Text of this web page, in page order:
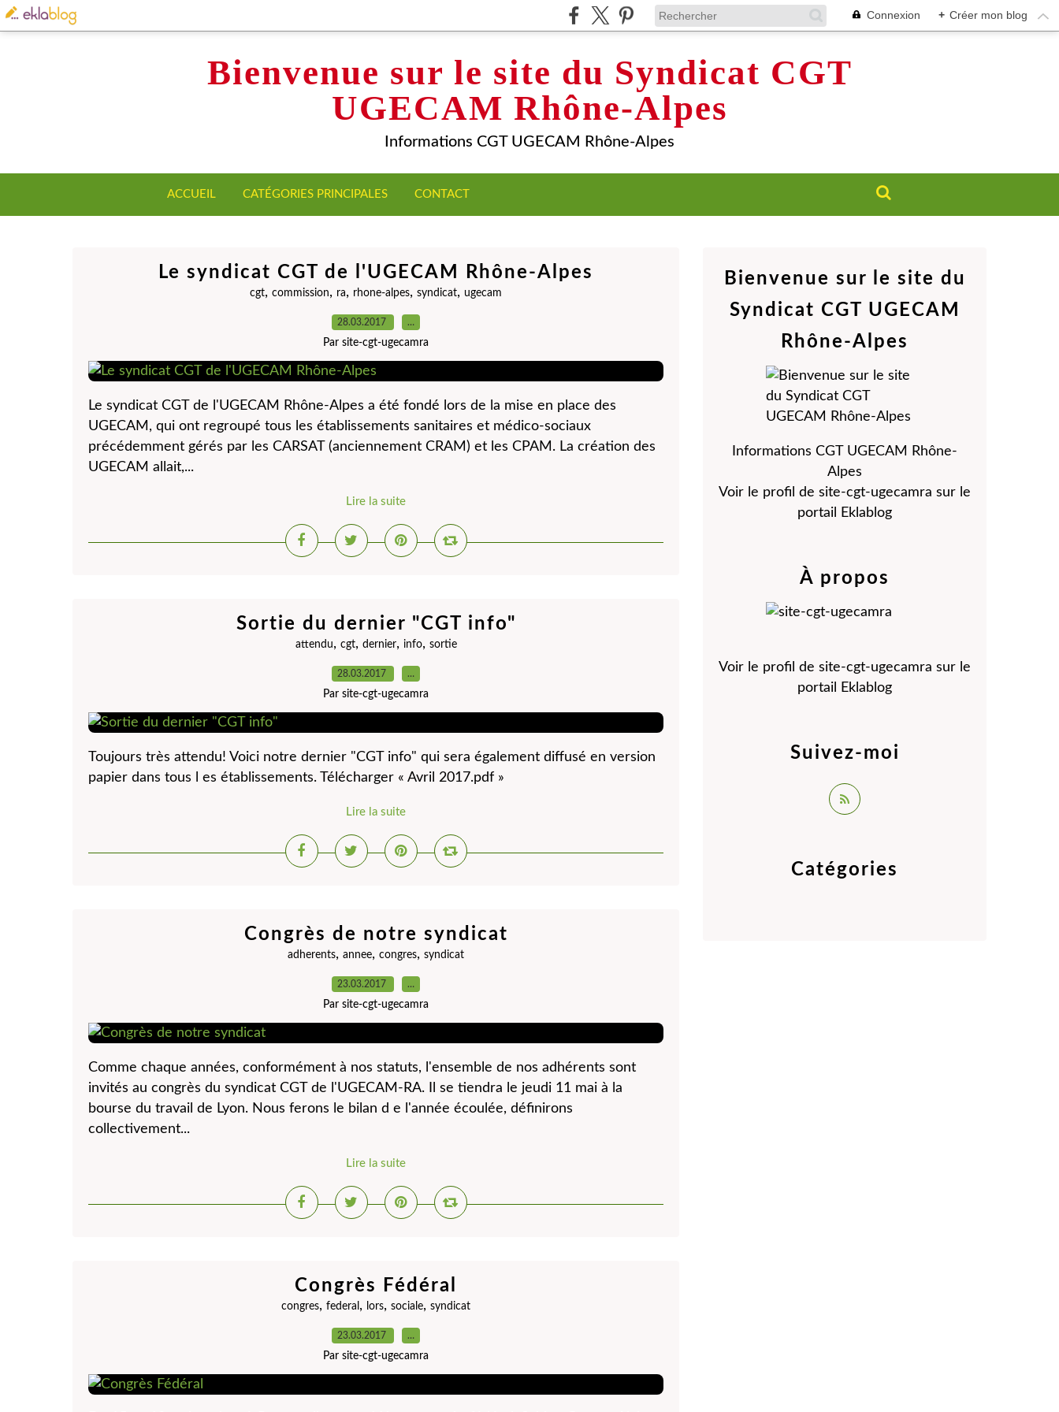
Connexion + Créer mon blog
Bienvenue sur le site du Syndicat CGT
UGECAM Rhône-Alpes
Informations CGT UGECAM Rhône-Alpes
ACCUEIL CATÉGORIES PRINCIPALES CONTACT
Le syndicat CGT de l'UGECAM Rhône-Alpes
cgt, commission, ra, rhone-alpes, syndicat, ugecam
28.03.2017 …
Par site-cgt-ugecamra
Le syndicat CGT de l'UGECAM Rhône-Alpes a été fondé lors de la mise en place des
UGECAM, qui ont regroupé tous les établissements sanitaires et médico-sociaux
précédemment gérés par les CARSAT (anciennement CRAM) et les CPAM. La création des
UGECAM allait,...
Lire la suite
Sortie du dernier "CGT info"
attendu, cgt, dernier, info, sortie
28.03.2017 …
Par site-cgt-ugecamra
Toujours très attendu! Voici notre dernier "CGT info" qui sera également diffusé en version
papier dans tous l es établissements. Télécharger « Avril 2017.pdf »
Lire la suite
Congrès de notre syndicat
adherents, annee, congres, syndicat
23.03.2017 …
Par site-cgt-ugecamra
Comme chaque années, conformément à nos statuts, l'ensemble de nos adhérents sont
invités au congrès du syndicat CGT de l'UGECAM-RA. Il se tiendra le jeudi 11 mai à la
bourse du travail de Lyon. Nous ferons le bilan d e l'année écoulée, définirons
collectivement...
Lire la suite
Congrès Fédéral
congres, federal , lors, sociale, syndicat
23.03.2017 …
Par site-cgt-ugecamra
Catégories
Bienvenue sur le site du
Syndicat CGT UGECAM
Rhône-Alpes
Informations CGT UGECAM Rhône-
Alpes
Voir le profil de site-cgt-ugecamra sur le
portail Eklablog
Suivez-moi
À propos
Voir le profil de site-cgt-ugecamra sur le
portail Eklablog